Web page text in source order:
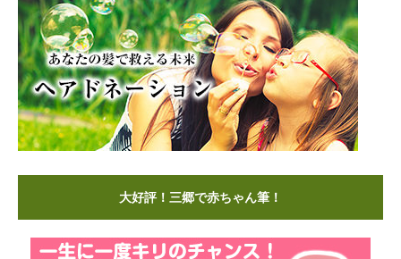
大好評！三郷で赤ちゃん筆！